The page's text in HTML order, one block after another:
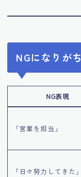
NGになりが
NG表現
「営業を担当」
「日々努力してきた」